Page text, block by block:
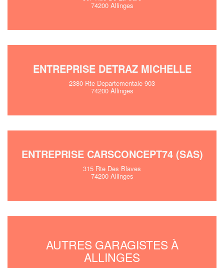
74200 Allinges
ENTREPRISE DETRAZ MICHELLE
2380 Rte Departementale 903
74200 Allinges
ENTREPRISE CARSCONCEPT74 (SAS)
315 Rte Des Blaves
74200 Allinges
AUTRES GARAGISTES À
ALLINGES